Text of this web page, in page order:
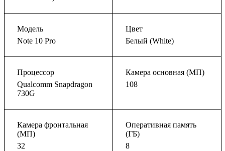
Модель
Note 10 Pro
Цвет
Белый (White)
Процессор
Qualcomm Snapdragon
730G
Камера основная (МП)
108
Камера фронтальная
(МП)
32
Оперативная память
(ГБ)
8